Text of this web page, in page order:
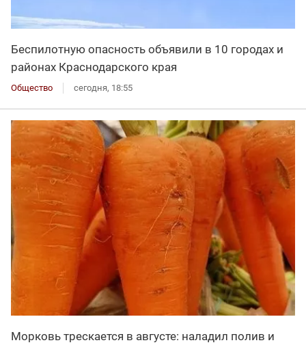
Беспилотную опасность объявили в 10 городах и
районах Краснодарского края
Общество сегодня, 18:55
Морковь трескается в августе: наладил полив и